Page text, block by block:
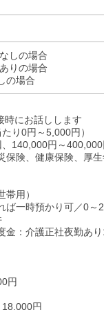
しの場合
りの場合
の場合
にお話しします
り0円～5,000円）
140,000円～400,000
保険、健康保険、厚生
帯用）
ば一時預かり可／0～2
金：介護正社夜勤あ
円
円